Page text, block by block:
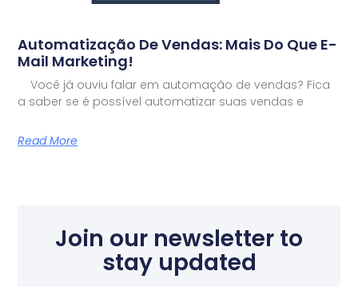
Automatização De Vendas: Mais Do Que E-
Mail Marketing!
Você já ouviu falar em automação de vendas? Fica
a saber se é possível automatizar suas vendas e
Read More
Join our newsletter to
stay updated